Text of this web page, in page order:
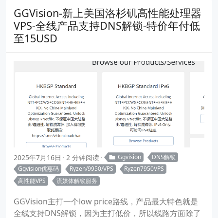
GGVision-新上美国洛杉矶高性能处理器
VPS-全线产品支持DNS解锁-特价年付低
至15USD
2025年7月16日 2 分钟阅读 Ggvision
DNS解锁
Ggvision优惠码
Ryzen/9950/VPS
Ryzen7950VPS
高性能VPS
流媒体解锁服务
GGVision主打一个low price路线，产品最大特色就是
全线支持DNS解锁，因为主打低价，所以线路方面除了